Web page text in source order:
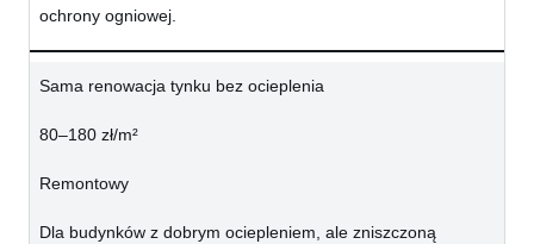
ochrony ogniowej.
Sama renowacja tynku bez ocieplenia
80–180 zł/m²
Remontowy
Dla budynków z dobrym ociepleniem, ale zniszczoną